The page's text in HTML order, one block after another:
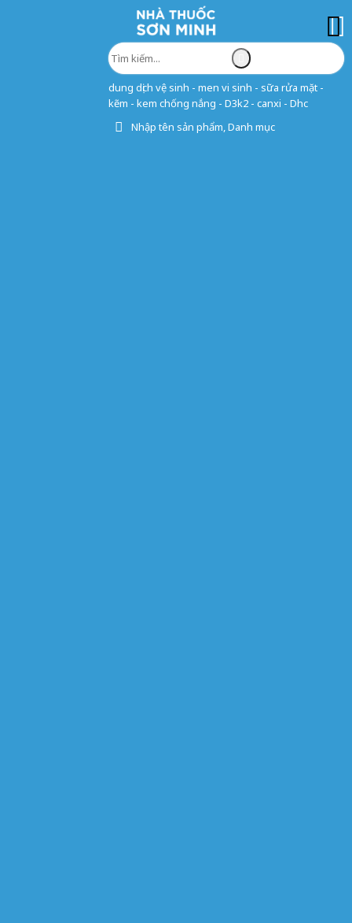
dung dịch vệ sinh - men vi sinh - sữa rửa mặt -
kẽm - kem chống nắng - D3k2 - canxi - Dhc
Nhập tên sản phẩm, Danh mục